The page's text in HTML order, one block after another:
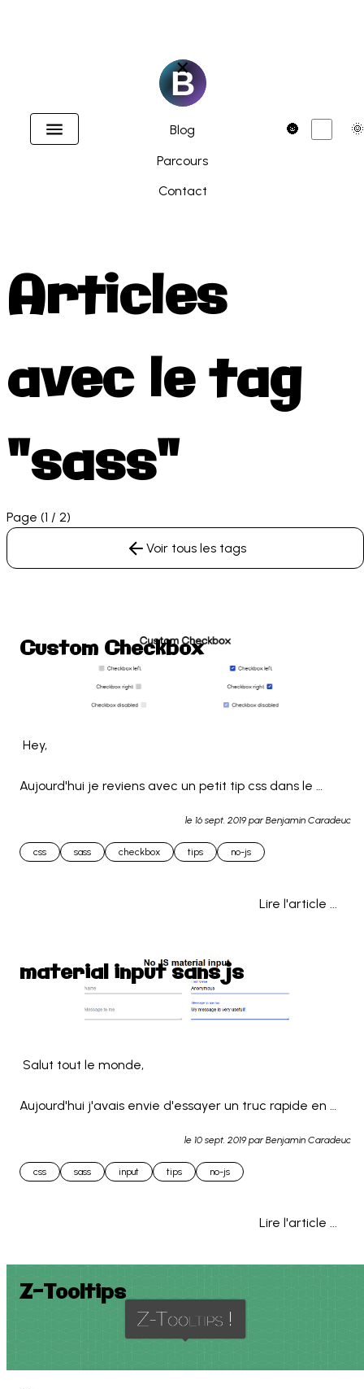
Accueil
Blog
Parcours
Contact
×
Dark
🌚 🌞
Articles
avec le tag
"sass"
Page (1 / 2)
Voir tous les tags
Custom Checkbox
Hey,
Aujourd'hui je reviens avec un petit tip css dans le
Cette fois-ci j'ai choisi de faire une checkbox
le 16 sept. 2019par Benjamin Caradeuc
css sass checkbox tips no-js
Lire l'article ...
material input sans js
Salut tout le monde,
Aujourd'hui j'avais envie d'essayer un truc rapide en
Reproduire le design de google Material sur les inputs
le 10 sept. 2019par Benjamin Caradeuc
css sass input tips no-js
Lire l'article ...
Z-Tooltips